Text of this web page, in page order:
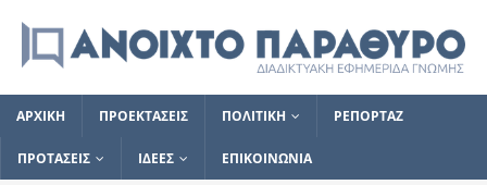
ΑΡΧΙΚΗ ΠΡΟΕΚΤΑΣΕΙΣ ΠΟΛΙΤΙΚΗ ΡΕΠΟΡΤΑΖ
ΠΡΟΤΑΣΕΙΣ ΙΔΕΕΣ ΕΠΙΚΟΙΝΩΝΙΑ